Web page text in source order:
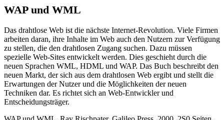
WAP und WML
Das drahtlose Web ist die nächste Internet-Revolution. Viele Firmen
arbeiten daran, ihre Inhalte im Web auch den Nutzern zur Verfügung
zu stellen, die den drahtlosen Zugang suchen. Dazu müssen
spezielle Web-Sites entwickelt werden. Dies geschieht durch die
neuen Sprachen WML, HDML und WAP. Das Buch beschreibt den
neuen Markt, der sich aus dem drahtlosen Web ergibt und stellt die
Erwartungen der Nutzer und die Möglichkeiten der neuen
Techniken dar. Es richtet sich an Web-Entwickler und
Entscheidungsträger.